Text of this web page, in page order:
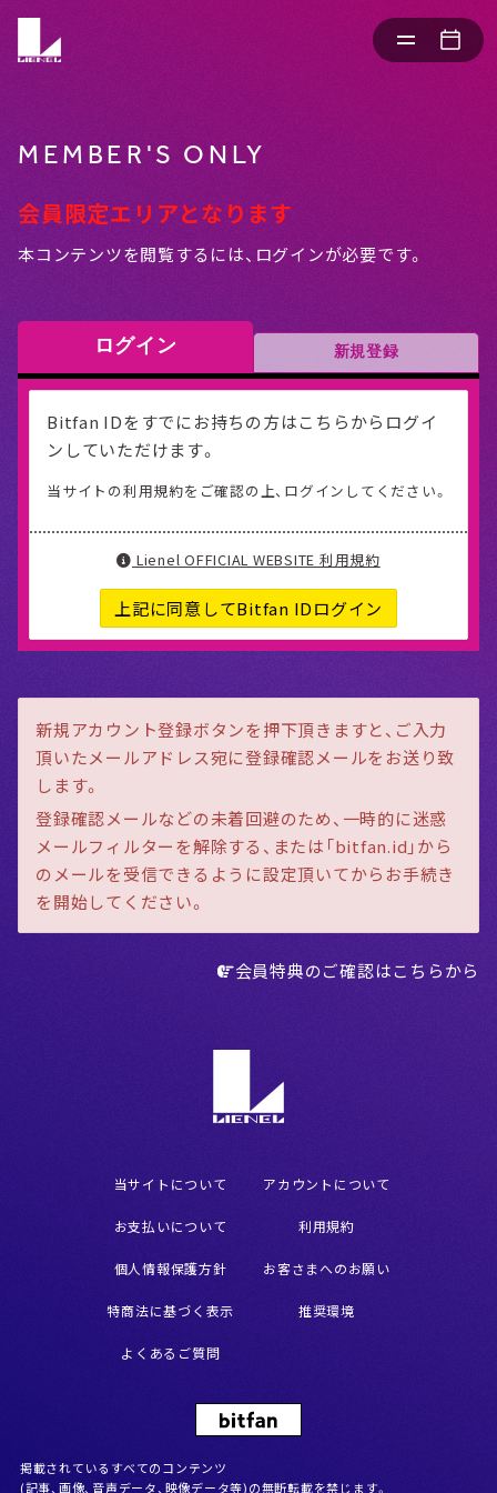
MEMBER'S ONLY
会員限定エリアとなります
本コンテンツを閲覧するには、ログインが必要です。
ログイン 新規登録
Bitfan IDをすでにお持ちの方はこちらからログイ
ンしていただけます。
当サイトの利用規約をご確認の上、ログインしてください。
Lienel OFFICIAL WEBSITE 利用規約
上記に同意してBitfan IDログイン
新規アカウント登録ボタンを押下頂きますと、ご入力
頂いたメールアドレス宛に登録確認メールをお送り致
します。
登録確認メールなどの未着回避のため、一時的に迷惑
メールフィルターを解除する、または「bitfan.id」から
のメールを受信できるように設定頂いてからお手続き
を開始してください。
会員特典のご確認はこちらから
当サイトについて アカウントについて
お支払いについて 利用規約
個人情報保護方針 お客さまへのお願い
特商法に基づく表示 推奨環境
よくあるご質問
掲載されているすべてのコンテンツ
(記事、画像、音声データ、映像データ等)の無断転載を禁じます。